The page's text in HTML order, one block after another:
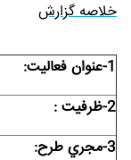
خلاصه گزارش
1-عنوان فعاليت:
2-ظرفيت :
3-مجري طرح: